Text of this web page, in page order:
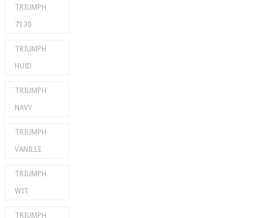
TRIUMPH
7130
TRIUMPH
HUID
TRIUMPH
NAVY
TRIUMPH
VANILLE
TRIUMPH
WIT
TRIUMPH